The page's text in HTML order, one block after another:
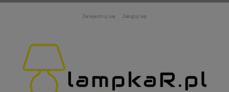
Zarejestruj się Zaloguj się